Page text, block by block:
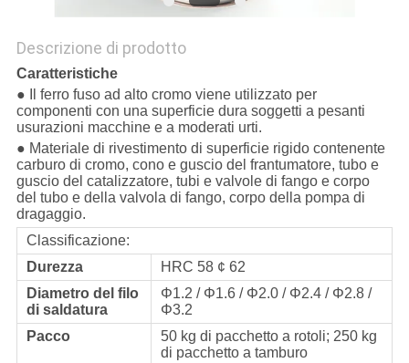
Descrizione di prodotto
Caratteristiche
● Il ferro fuso ad alto cromo viene utilizzato per
componenti con una superficie dura soggetti a pesanti
usurazioni macchine e a moderati urti.
● Materiale di rivestimento di superficie rigido contenente
carburo di cromo, cono e guscio del frantumatore, tubo e
guscio del catalizzatore, tubi e valvole di fango e corpo
del tubo e della valvola di fango, corpo della pompa di
dragaggio.
Classificazione:
Durezza
HRC 58 ¢ 62
Diametro del filo
di saldatura
Φ1.2 / Φ1.6 / Φ2.0 / Φ2.4 / Φ2.8 /
Φ3.2
Pacco
50 kg di pacchetto a rotoli; 250 kg
di pacchetto a tamburo